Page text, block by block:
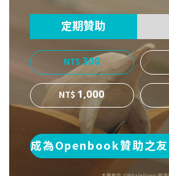
定期贊助
300
1,000
成為Openbook贊助之友